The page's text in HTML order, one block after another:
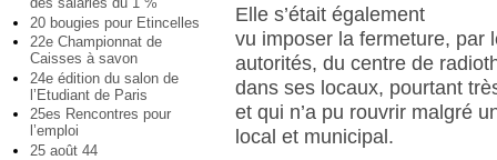
20 bougies pour Etincelles
22e Championnat de
Caisses à savon
24e édition du salon de
l’Etudiant de Paris
25es Rencontres pour
l’emploi
25 août 44
Elle s’était également
vu imposer la fermeture, par
autorités, du centre de
dans ses locaux, pourtant
et qui n’a pu rouvrir malgré
local et municipal.